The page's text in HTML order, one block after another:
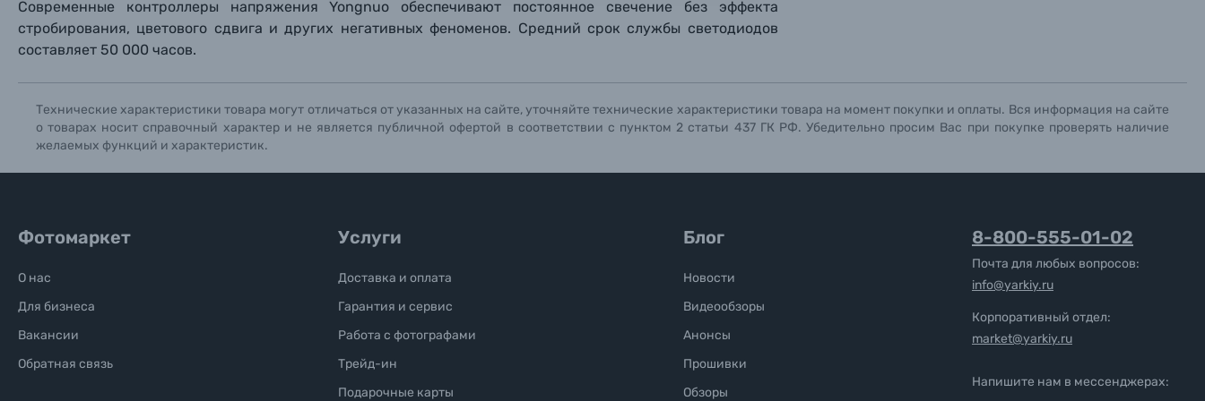
Книги о фотографии, альбомы известных фотографов
Солнцезащитные очки
Б/У фототехника (Комиссионные товары)
Современные контроллеры напряжения Yongnuo обеспечивают постоянное свечение без эффекта
стробирования, цветового сдвига и других негативных феноменов. Средний срок службы светодиодов
составляет 50 000 часов.
Технические характеристики товара могут отличаться от указанных на сайте, уточняйте технические характеристики товара на момент покупки и оплаты. Вся информация на сайте
о товарах носит справочный характер и не является публичной офертой в соответствии с пунктом 2 статьи 437 ГК РФ. Убедительно просим Вас при покупке проверять наличие
желаемых функций и характеристик.
Фотомаркет
О нас
Для бизнеса
Вакансии
Обратная связь
Услуги
Доставка и оплата
Гарантия и сервис
Работа с фотографами
Трейд-ин
Подарочные карты
Блог
Новости
Видеообзоры
Анонсы
Прошивки
Обзоры
8-800-555-01-02
Почта для любых вопросов:
info@yarkiy.ru
Корпоративный отдел:
market@yarkiy.ru
Напишите нам в мессенджерах: